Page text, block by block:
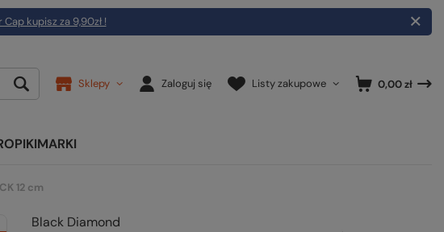
kupisz za 9,90zł !
Sklepy Zaloguj się Listy zakupowe 0,00 zł
MARKI
12 cm
Black Diamond